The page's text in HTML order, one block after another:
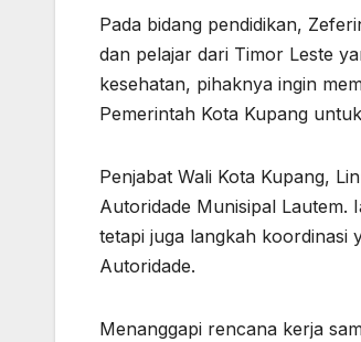
Pada bidang pendidikan,
dan pelajar dari Timor Leste
kesehatan, pihaknya ingin
Pemerintah Kota Kupang
Penjabat Wali Kota Kupang,
Autoridade Munisipal Lautem.
tetapi juga langkah koordinasi
Autoridade.
Menanggapi rencana kerja